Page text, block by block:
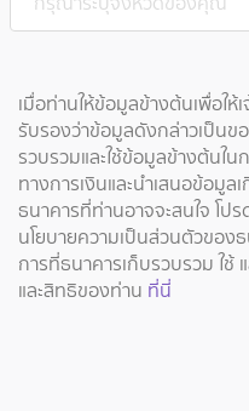
เมื่อท่านให้ข้อมูลข้างต้นเพื่อใ
รับรองว่าข้อมูลดังกล่าวเป็นข
รวบรวมและใช้ข้อมูลข้างต้นใ
ทางการเงินและนำเสนอข้อ
ธนาคารที่ท่านอาจจะสนใจ โป
นโยบายความเป็นส่วนตัวของธ
การที่ธนาคารเก็บรวบรวม ใ
และสิทธิของท่าน ที่นี่